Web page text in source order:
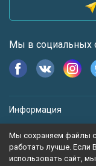
Мы в социальных
Информация
Мы сохраняем файлы
работать лучше. Если
использовать сайт,